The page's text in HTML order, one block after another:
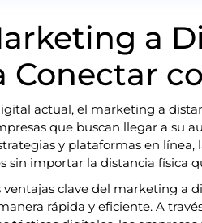
a
Conectar
actual, el marketing a
que buscan llegar a su
y plataformas en
sin importar la distancia física
ventajas clave del marketing a
rápida y eficiente. A